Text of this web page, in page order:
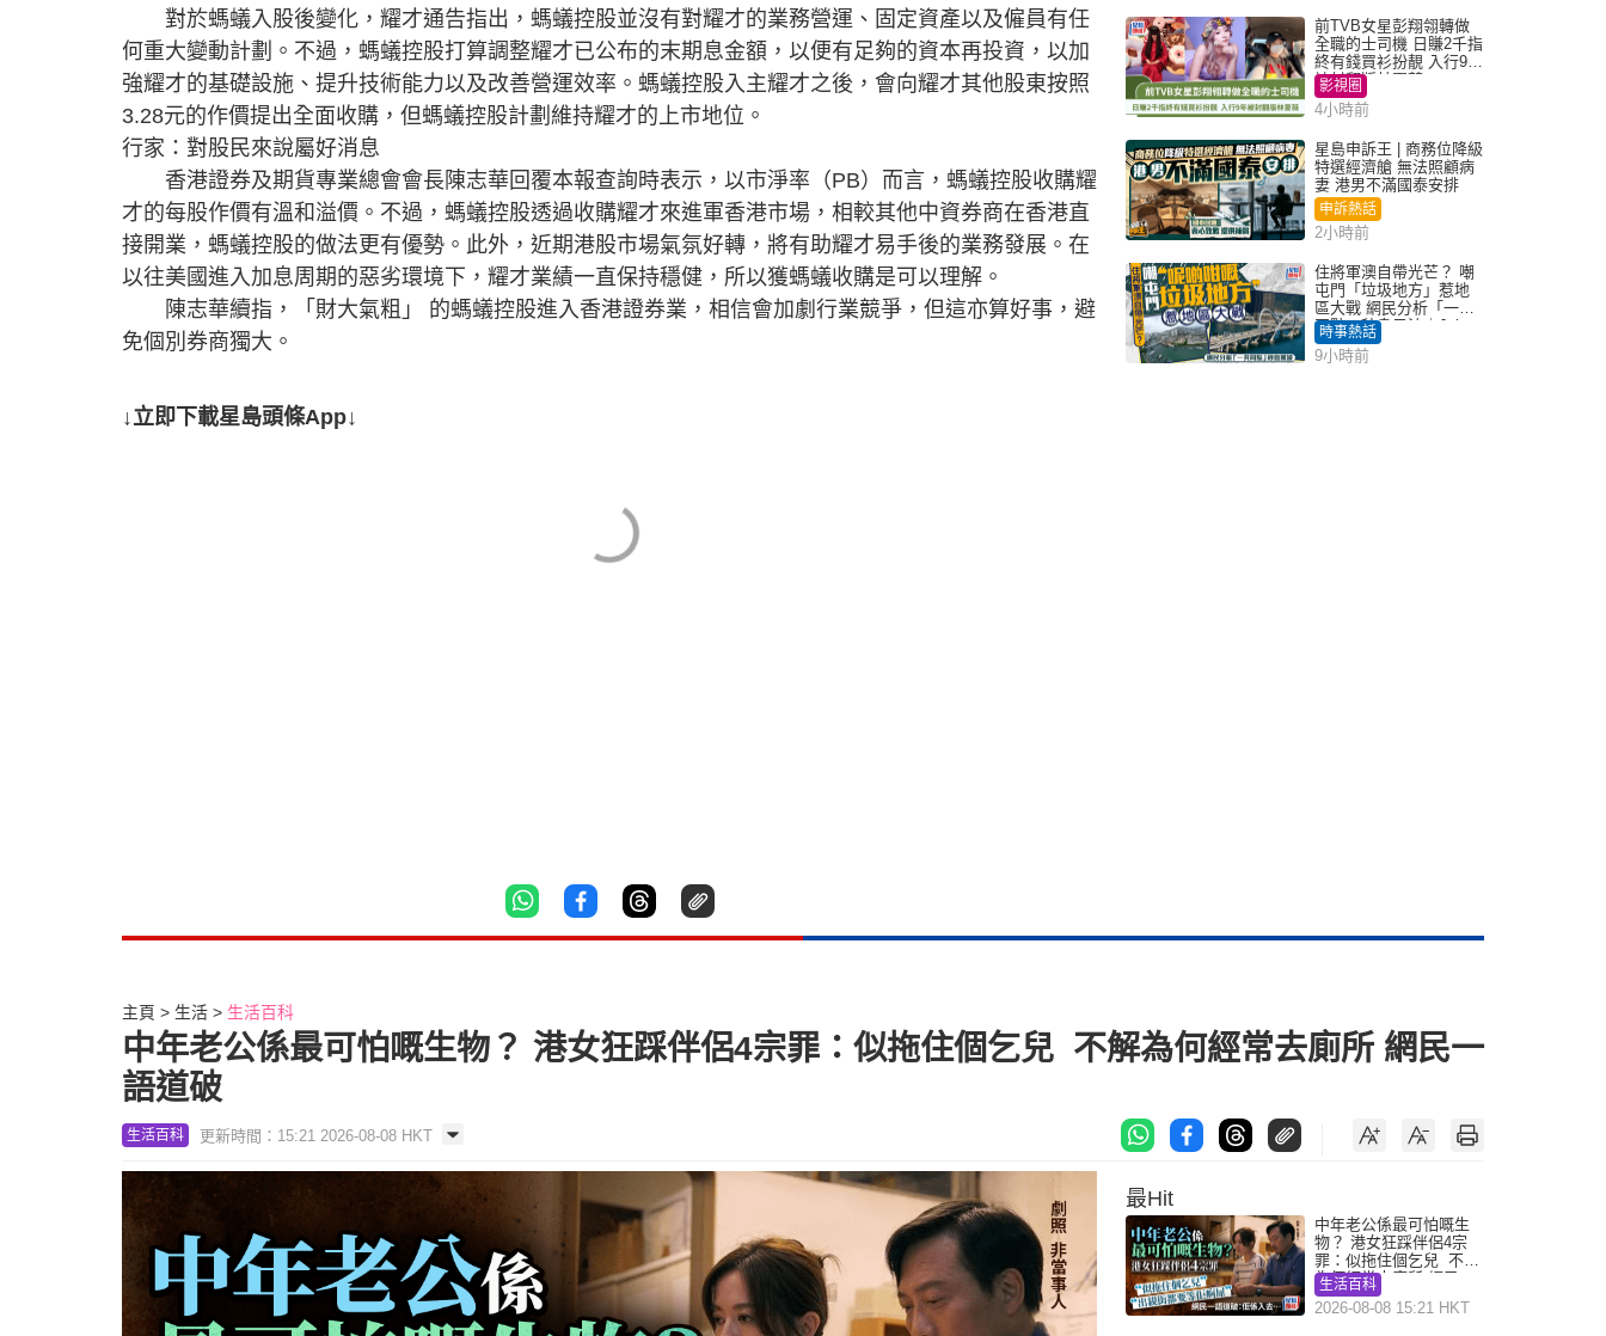
對於螞蟻入股後變化，耀才通告指出，螞蟻控股並沒有對耀才的業務營運、固定資產以及僱員有任
何重大變動計劃。不過，螞蟻控股打算調整耀才已公布的末期息金額，以便有足夠的資本再投資，以加
強耀才的基礎設施、提升技術能力以及改善營運效率。螞蟻控股入主耀才之後，會向耀才其他股東按照
3.28元的作價提出全面收購，但螞蟻控股計劃維持耀才的上市地位。
行家：對股民來說屬好消息
香港證券及期貨專業總會會長陳志華回覆本報查詢時表示，以市淨率（PB）而言，螞蟻控股收購耀
才的每股作價有溫和溢價。不過，螞蟻控股透過收購耀才來進軍香港市場，相較其他中資券商在香港直
接開業，螞蟻控股的做法更有優勢。此外，近期港股市場氣氛好轉，將有助耀才易手後的業務發展。在
以往美國進入加息周期的惡劣環境下，耀才業績一直保持穩健，所以獲螞蟻收購是可以理解。
陳志華續指，「財大氣粗」 的螞蟻控股進入香港證券業，相信會加劇行業競爭，但這亦算好事，避
免個別券商獨大。
↓立即下載星島頭條App↓
前TVB女星彭翔翎轉做
全職的士司機 日賺2千指
終有錢買衫扮靚 入行9年
被封翻版林夏薇
影視圈
4小時前
星島申訴王 | 商務位降級
特選經濟艙 無法照顧病
妻 港男不滿國泰安排
申訴熱話
2小時前
住將軍澳自帶光芒？ 嘲
屯門「垃圾地方」惹地
區大戰 網民分析「一共
同點」秒息風波｜Juicy
叮
時事熱話
9小時前
主頁 生活 生活百科
中年老公係最可怕嘅生物？ 港女狂踩伴侶4宗罪：似拖住個乞兒 不解為何經常去廁所 網民一
語道破
生活百科 更新時間：15:21 2026-08-08 HKT
最Hit
中年老公係最可怕嘅生
物？ 港女狂踩伴侶4宗
罪：似拖住個乞兒 不解
為何經常去廁所 網民一
語道破
生活百科
2026-08-08 15:21 HKT